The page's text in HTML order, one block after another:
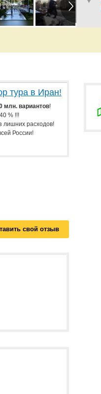
тура в Иран!
млн. вариантов!
% !!!
лишних расходов!
России!
свой отзыв